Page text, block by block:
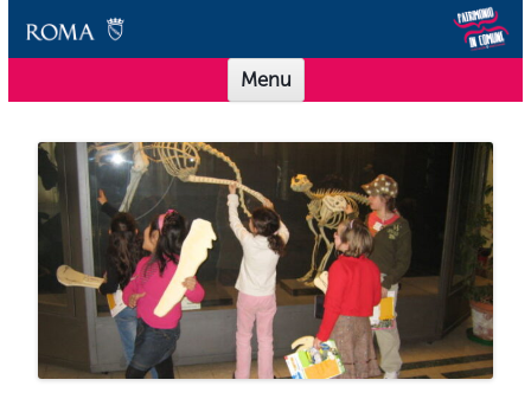
Scuole Musei in Comune Roma
Offerta didattica per le scuole dei Musei in Comune Roma
Menu
Vai al contenuto